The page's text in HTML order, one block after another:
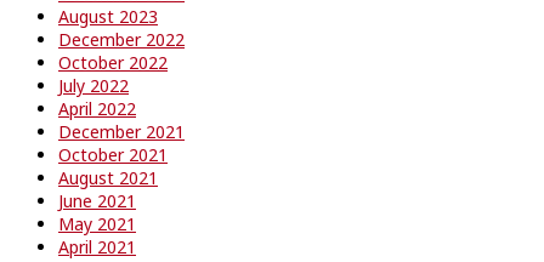
August 2023
December 2022
October 2022
July 2022
April 2022
December 2021
October 2021
August 2021
June 2021
May 2021
April 2021